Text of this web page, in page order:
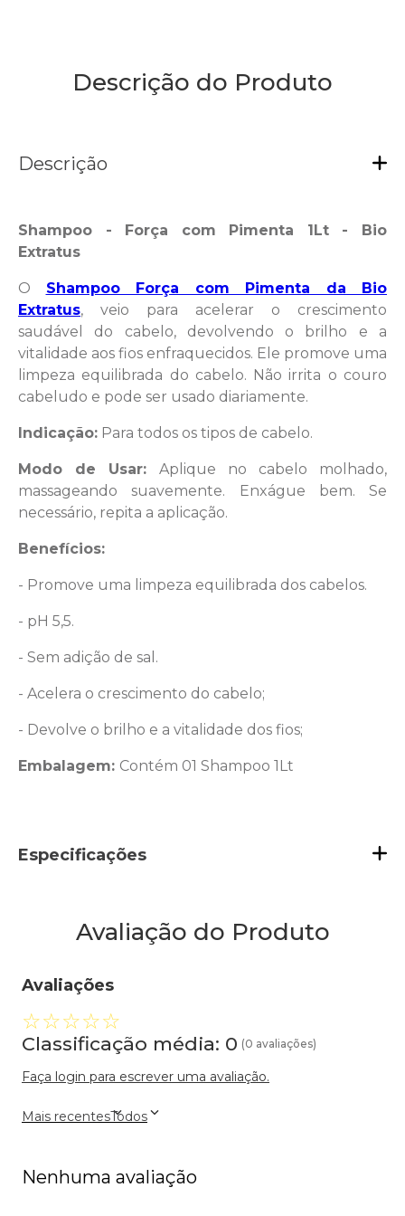
Descrição do Produto
Descrição
Shampoo - Força com Pimenta 1Lt - Bio
Extratus
O Shampoo Força com Pimenta da Bio
Extratus, veio para acelerar o crescimento
saudável do cabelo, devolvendo o brilho e a
vitalidade aos fios enfraquecidos. Ele promove uma
limpeza equilibrada do cabelo. Não irrita o couro
cabeludo e pode ser usado diariamente.
Indicação: Para todos os tipos de cabelo.
Modo de Usar: Aplique no cabelo molhado,
massageando suavemente. Enxágue bem. Se
necessário, repita a aplicação.
Benefícios:
- Promove uma limpeza equilibrada dos cabelos.
- pH 5,5.
- Sem adição de sal.
- Acelera o crescimento do cabelo;
- Devolve o brilho e a vitalidade dos fios;
Embalagem: Contém 01 Shampoo 1Lt
Especificações
Avaliação do Produto
Avaliações
☆☆☆☆☆
Classificação média: 0 (0 avaliações)
Faça login para escrever uma avaliação.
Mais recentesTodos
Nenhuma avaliação